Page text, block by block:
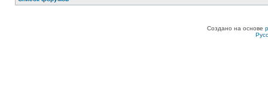
Создано на основе